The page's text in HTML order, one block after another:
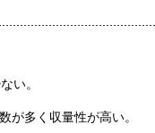
い。
が多く収量性が高い。